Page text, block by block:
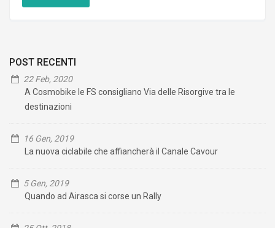
POST RECENTI
22 Feb, 2020
A Cosmobike le FS consigliano Via delle Risorgive tra le
destinazioni
16 Gen, 2019
La nuova ciclabile che affiancherà il Canale Cavour
5 Gen, 2019
Quando ad Airasca si corse un Rally